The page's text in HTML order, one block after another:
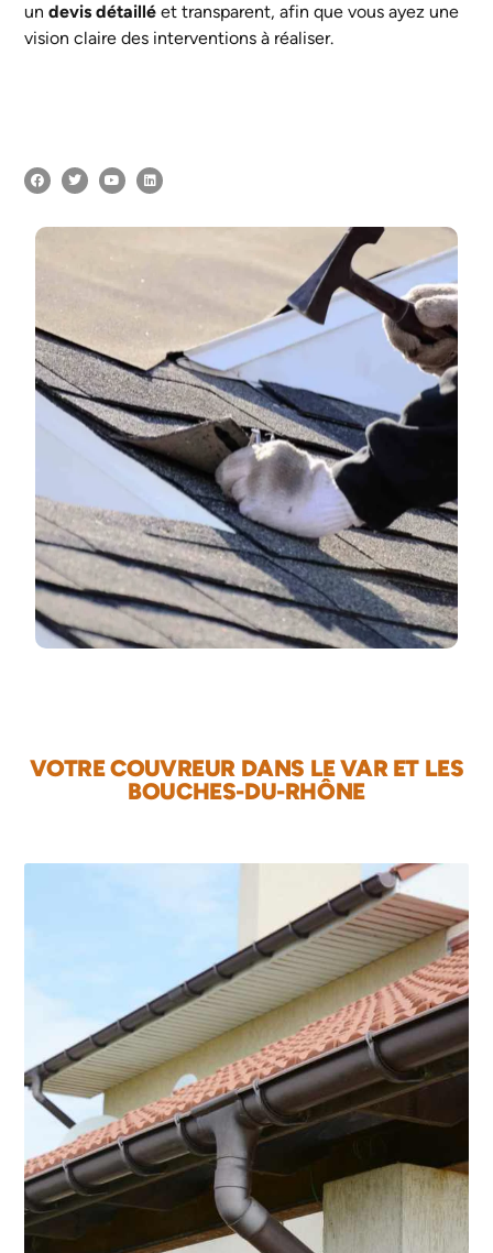
undevis détaillé et transparent, afin que vous ayez une
vision claire des interventions à réaliser.
VOTRE COUVREUR DANS LE VAR ET LES
BOUCHES-DU-RHÔNE